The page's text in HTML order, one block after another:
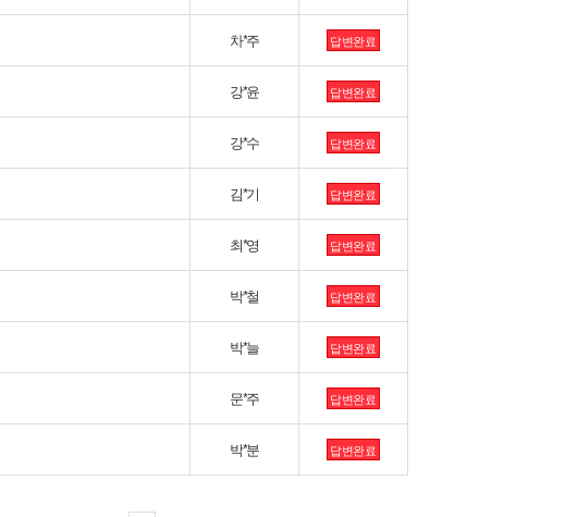
차*주 답변완료
강*윤 답변완료
강*수 답변완료
김*기 답변완료
최*영 답변완료
박*철 답변완료
박*늘 답변완료
문*주 답변완료
박*분 답변완료